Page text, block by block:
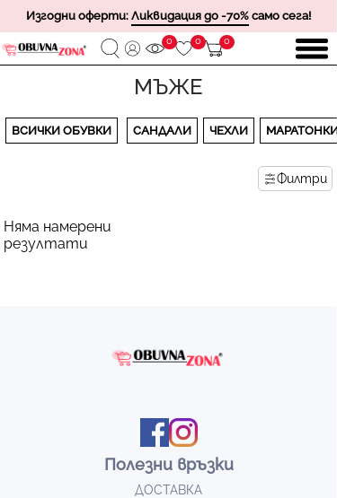
Изгодни оферти: Ликвидация до -70% само сега!
0 0 0
МЪЖЕ
ВСИЧКИ ОБУВКИ САНДАЛИ ЧЕХЛИ МАРАТОНКИ
Филтри
Няма намерени
резултати
Полезни връзки
ДОСТАВКА